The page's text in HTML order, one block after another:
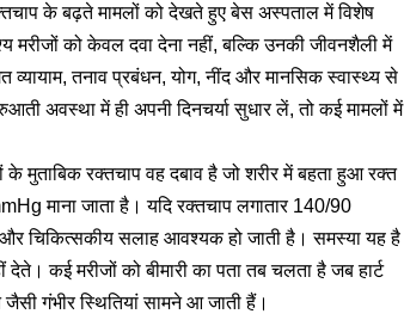
के बढ़ते मामलों को देखते हुए बेस अस्पताल में विशेष
को केवल दवा देना नहीं, बल्कि उनकी जीवनशैली में
व्यायाम, तनाव प्रबंधन, योग, नींद और मानसिक स्वास्थ्य से
अवस्था में ही अपनी दिनचर्या सुधार लें, तो कई मामलों में
के मुताबिक रक्तचाप वह दबाव है जो शरीर में बहता हुआ रक्त
माना जाता है। यदि रक्तचाप लगातार 140/90
चिकित्सकीय सलाह आवश्यक हो जाती है। समस्या यह है
कई मरीजों को बीमारी का पता तब चलता है जब हार्ट
गंभीर स्थितियां सामने आ जाती हैं।